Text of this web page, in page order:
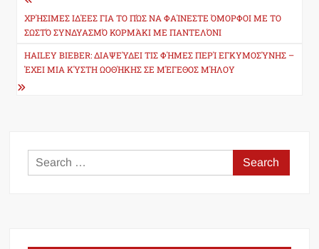
navigation
ΧΡΉΣΙΜΕΣ ΙΔΈΕΣ ΓΙΑ ΤΟ ΠΏΣ ΝΑ ΦΑΊΝΕΣΤΕ ΌΜΟΡΦΟΙ ΜΕ ΤΟ
ΣΩΣΤΌ ΣΥΝΔΥΑΣΜΌ ΚΟΡΜΆΚΙ ΜΕ ΠΑΝΤΕΛΌΝΙ
HAILEY BIEBER: ΔΙΑΨΕΎΔΕΙ ΤΙΣ ΦΉΜΕΣ ΠΕΡΊ ΕΓΚΥΜΟΣΎΝΗΣ –
ΈΧΕΙ ΜΙΑ ΚΎΣΤΗ ΩΟΘΉΚΗΣ ΣΕ ΜΈΓΕΘΟΣ ΜΉΛΟΥ
Search
for: